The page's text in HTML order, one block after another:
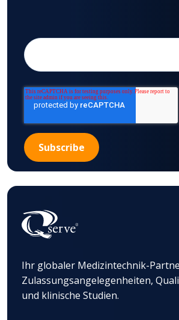
Ihr globaler Medizintechnik-
Zulassungsangelegenheiten,
und klinische Studien.